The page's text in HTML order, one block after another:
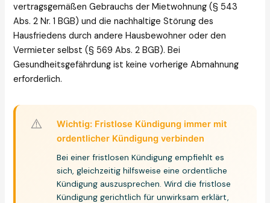
vertragsgemäßen Gebrauchs der Mietwohnung (§ 543
Abs. 2 Nr. 1 BGB) und die nachhaltige Störung des
Hausfriedens durch andere Hausbewohner oder den
Vermieter selbst (§ 569 Abs. 2 BGB). Bei
Gesundheitsgefährdung ist keine vorherige Abmahnung
erforderlich.
⚠️
Wichtig: Fristlose Kündigung immer mit
ordentlicher Kündigung verbinden
Bei einer fristlosen Kündigung empfiehlt es
sich, gleichzeitig hilfsweise eine ordentliche
Kündigung auszusprechen. Wird die fristlose
Kündigung gerichtlich für unwirksam erklärt,